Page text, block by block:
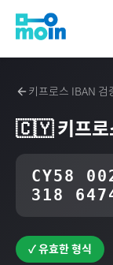
키프로스 IBAN 검
🇨🇾 키프
CY58
318
✓ 유효한 형식